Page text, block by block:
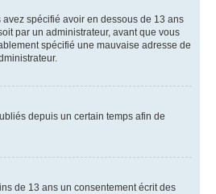
avez spécifié avoir en dessous de 13 ans
par un administrateur, avant que vous
spécifié une mauvaise adresse de
depuis un certain temps afin de
de 13 ans un consentement écrit des